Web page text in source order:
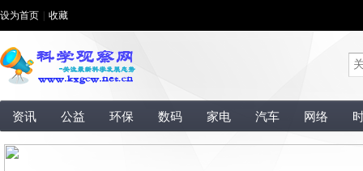
设为首页 收藏
资讯 公益 环保 数码 家电 汽车 网络